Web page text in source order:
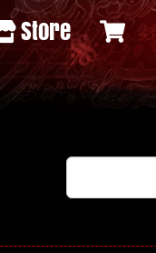
Store